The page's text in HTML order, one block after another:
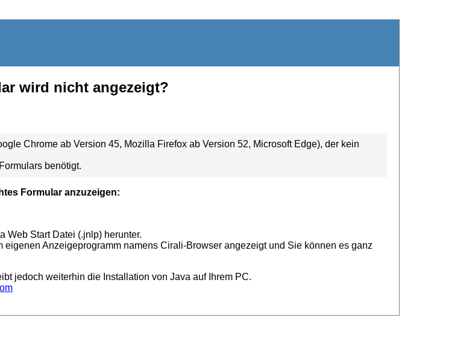
wird nicht angezeigt?
Chrome ab Version 45, Mozilla Firefox ab Version 52, Microsoft Edge), der kein
benötigt.
Formular anzuzeigen:
Web Start Datei (.jnlp) herunter.
Anzeigeprogramm namens Cirali-Browser angezeigt und Sie können es ganz
jedoch weiterhin die Installation von Java auf Ihrem PC.